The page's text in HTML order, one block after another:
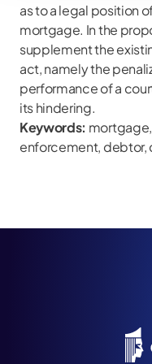
as to a legal position
mortgage. In the
supplement the
act, namely the
performance of a
its hindering.
Keywords:
enforcement, debtor,